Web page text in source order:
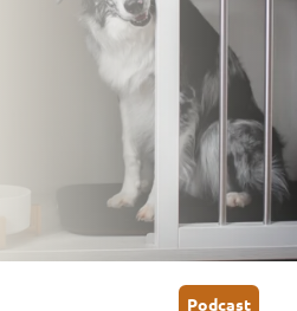
Podcast